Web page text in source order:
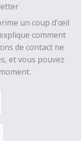
un coup d'œil
comment
de contact ne
et vous pouvez